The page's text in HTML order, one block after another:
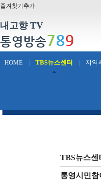
즐겨찾기추가
내고향 TV
통영방송789
HOME TBS뉴스센터 지역
TBS뉴스센
통영시민